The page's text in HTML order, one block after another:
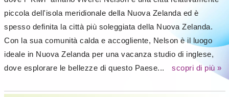
piccola dell'isola meridionale della Nuova Zelanda ed è
spesso definita la città più soleggiata della Nuova Zelanda.
Con la sua comunità calda e accogliente, Nelson è il luogo
ideale in Nuova Zelanda per una vacanza studio di inglese,
dove esplorare le bellezze di questo Paese...
scopri di più »